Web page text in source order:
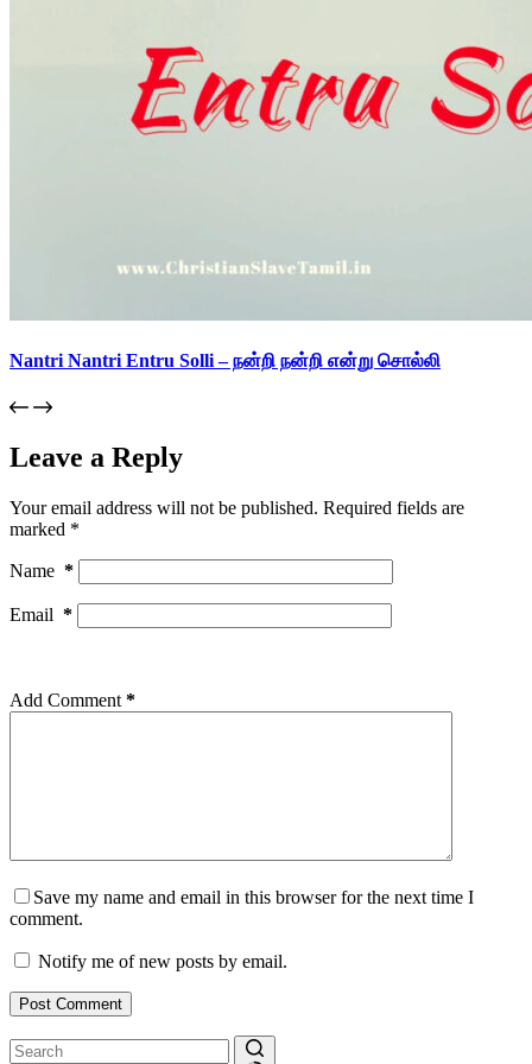
Nantri Nantri Entru Solli – நன்றி நன்றி என்று சொல்லி
Leave a Reply
Your email address will not be published. Required fields are
marked *
Name *
Email *
Add Comment *
Save my name and email in this browser for the next time I
comment.
Notify me of new posts by email.
Post Comment